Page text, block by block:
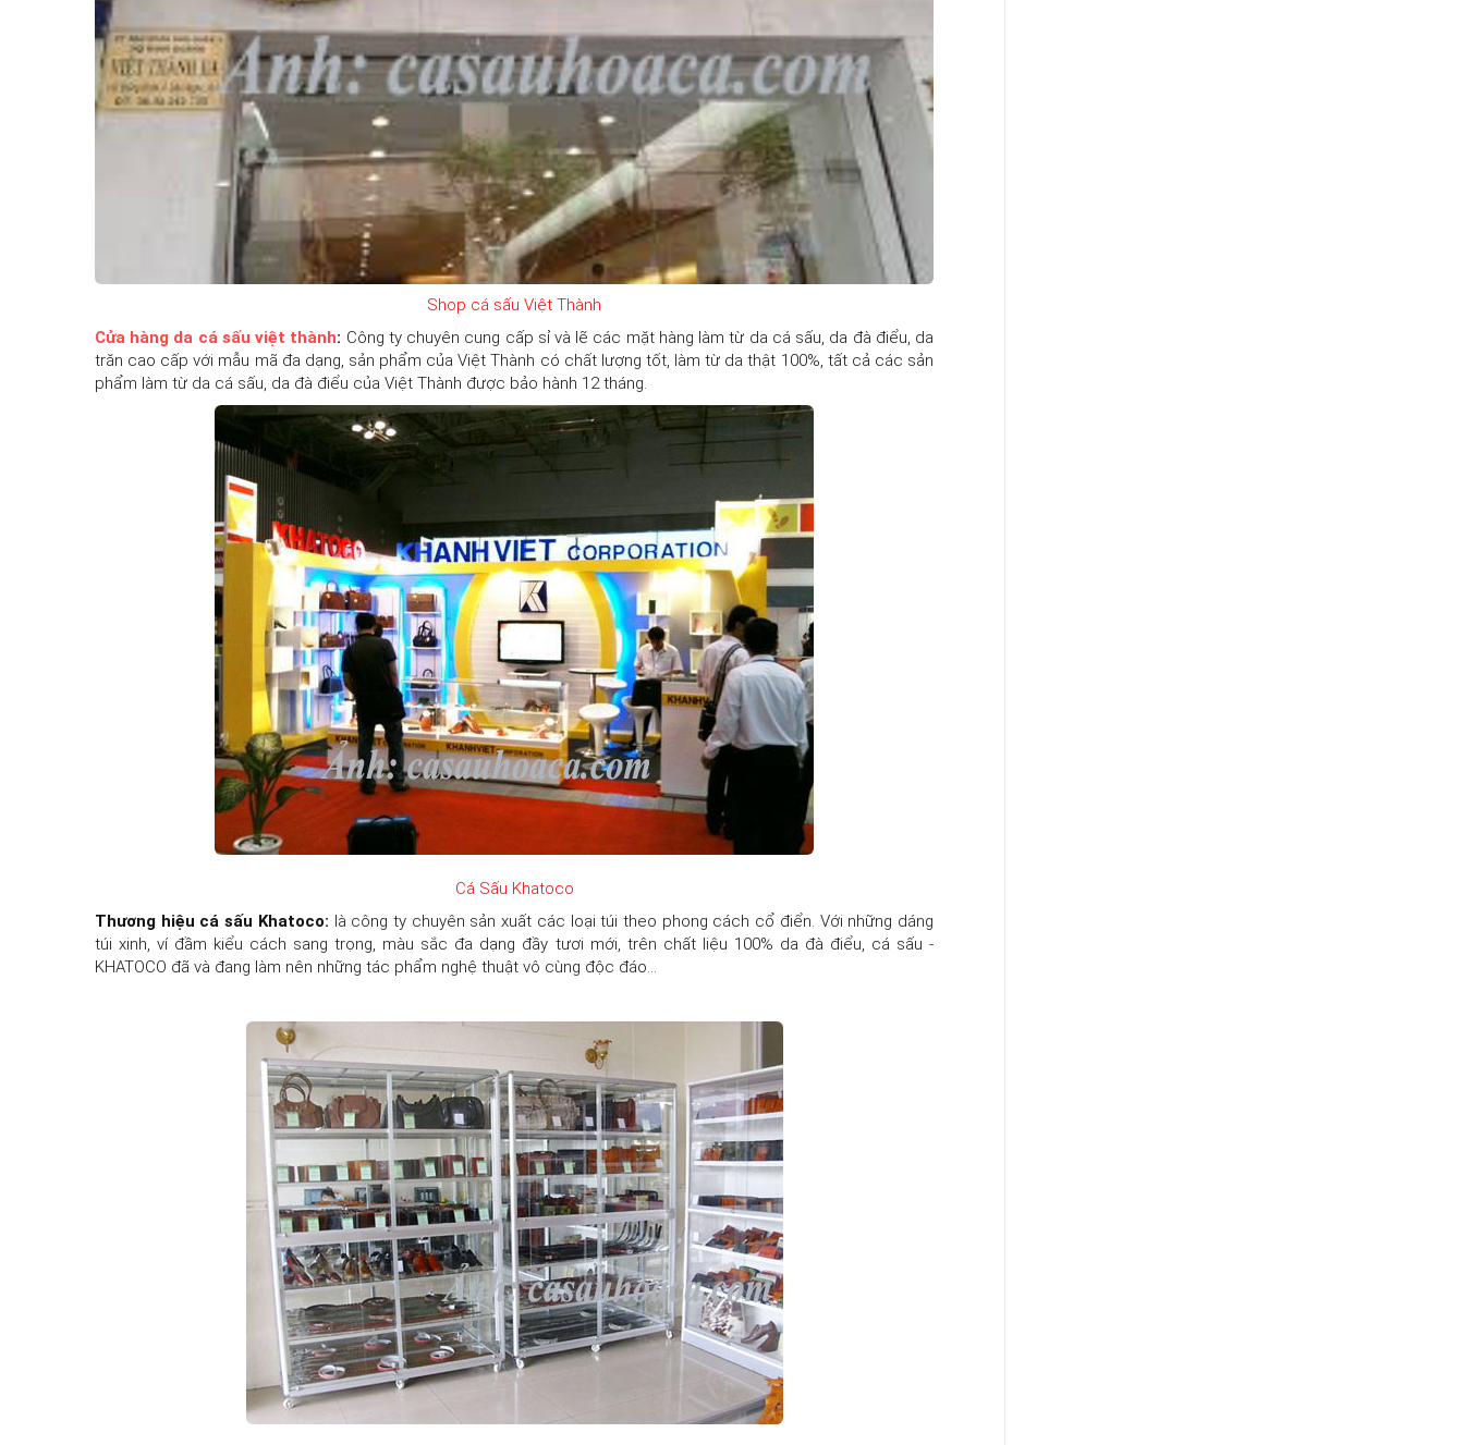
Shop cá sấu Việt Thành
Cửa hàng da cá sấu việt thành: Công ty chuyên cung cấp sỉ và lẽ các mặt hàng làm từ da cá sấu, da đà điểu, da
trăn cao cấp với mẫu mã đa dạng, sản phẩm của Việt Thành có chất lượng tốt, làm từ da thật 100%, tất cả các sản
phẩm làm từ da cá sấu, da đà điểu của Việt Thành được bảo hành 12 tháng.
Cá Sấu Khatoco
Thương hiệu cá sấu Khatoco: là công ty chuyên sản xuất các loại túi theo phong cách cổ điển. Với những dáng
túi xinh, ví đầm kiểu cách sang trọng, màu sắc đa dạng đầy tươi mới, trên chất liệu 100% da đà điểu, cá sấu -
KHATOCO đã và đang làm nên những tác phẩm nghệ thuật vô cùng độc đáo…